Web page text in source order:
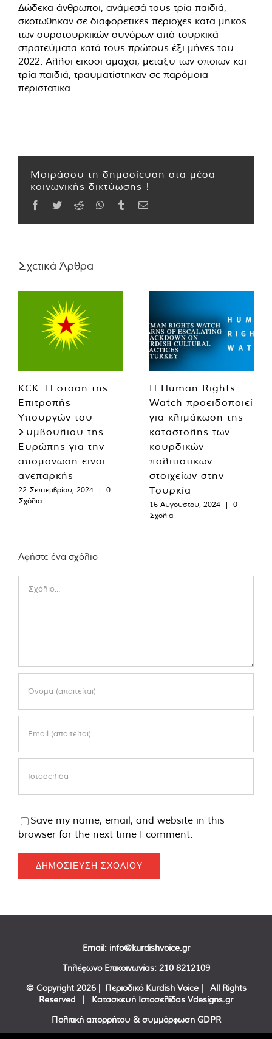
Δώδεκα άνθρωποι, ανάμεσά τους τρία παιδιά,
σκοτώθηκαν σε διαφορετικές περιοχές κατά μήκος
των συροτουρκικών συνόρων από τουρκικά
στρατεύματα κατά τους πρώτους έξι μήνες του
2022. Άλλοι είκοσι άμαχοι, μεταξύ των οποίων και
τρία παιδιά, τραυματίστηκαν σε παρόμοια
περιστατικά.
Μοιράσου τη δημοσίευση στα μέσα
κοινωνικής δικτύωσης !
Facebook
TwitterReddit WhatsApp
TumblrEmail
Σχετικά Άρθρα
KCK: Η στάση της
Επιτροπής
Υπουργών του
Συμβουλίου της
Ευρώπης για την
απομόνωση είναι
ανεπαρκής
22 Σεπτεμβρίου, 2024 |
0
Σχόλια
Η Human Rights
Watch προειδοποιεί
για κλιμάκωση της
καταστολής των
κουρδικών
πολιτιστικών
στοιχείων στην
Τουρκία
16 Αυγούστου, 2024 |
0
Σχόλια
Αφήστε ένα σχόλιο
Save my name, email, and website in this
browser for the next time I comment.
Email: info@kurdishvoice.gr
Τηλέφωνο Επικοινωνίας: 210 8212109
© Copyright 2026 | Περιοδικό Kurdish Voice | All Rights
Reserved | Κατασκευή Ιστοσελίδας Vdesigns.gr
Πολιτική απορρήτου & συμμόρφωση GDPR